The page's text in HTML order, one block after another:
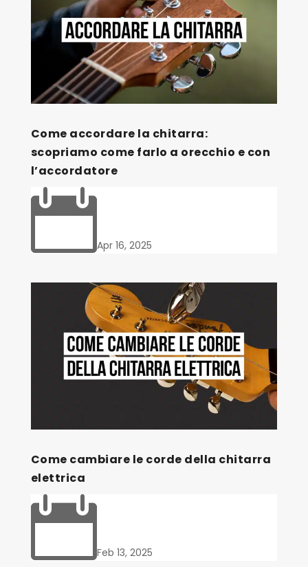
Come accordare la chitarra:
scopriamo come farlo a orecchio e con
l’accordatore
Apr 16, 2025
Come cambiare le corde della chitarra
elettrica
Feb 13, 2025